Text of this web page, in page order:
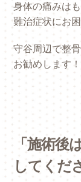
身体の痛みは
難治症状にお
守谷周辺で整
お勧めします！
「施術後
してくだ